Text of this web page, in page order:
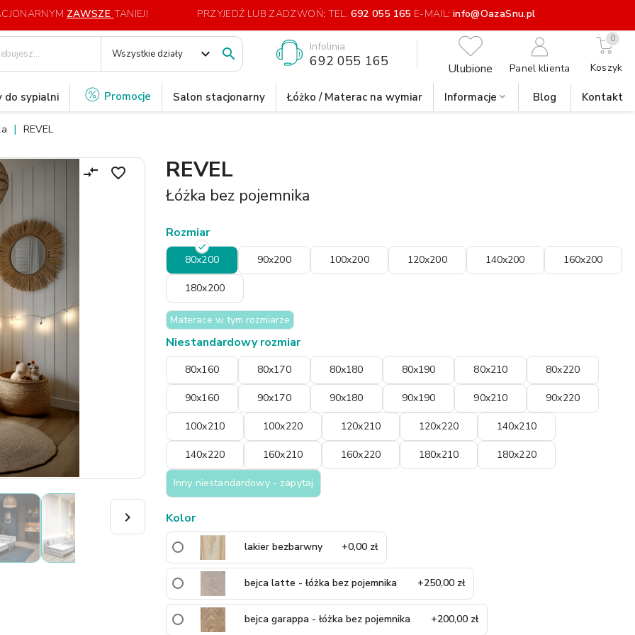
ZAWSZE TANIEJ! PRZYJEDŹ LUB ZADZWOŃ: TEL. 692 055 165 E-MAIL: info@OazaSnu.pl
Wszystkie działy expand_more  Infolinia
692 055 165 Panel klienta
0
Koszyk
Ulubione
do sypialni Promocje Salon stacjonarny Łóżko / Materac na wymiar Informacje Blog Kontakt
REVEL
favorite_border
compare_arrows

REVEL
Łóżka bez pojemnika
Rozmiar
80x200 90x200 100x200 120x200 140x200 160x200
180x200
Materace w tym rozmiarze
Niestandardowy rozmiar
80x160 80x170 80x180 80x190 80x210 80x220
90x160 90x170 90x180 90x190 90x210 90x220
100x210 100x220 120x210 120x220 140x210
140x220 160x210 160x220 180x210 180x220
Inny niestandardowy - zapytaj
Kolor
lakier bezbarwny +0,00 zł
bejca latte - łóżka bez pojemnika +250,00 zł
bejca garappa - łóżka bez pojemnika +200,00 zł